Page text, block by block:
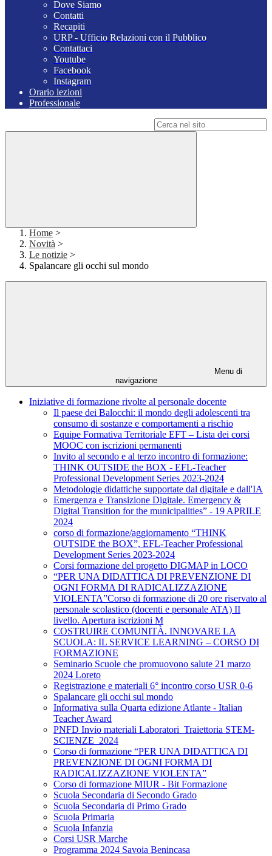
Dove Siamo
Contatti
Recapiti
URP - Ufficio Relazioni con il Pubblico
Contattaci
Youtube
Facebook
Instagram
Orario lezioni
Professionale
Home >
Novità >
Le notizie >
Spalancare gli occhi sul mondo
Menu di
navigazione
Iniziative di formazione rivolte al personale docente
Il paese dei Balocchi: il mondo degli adolescenti tra
consumo di sostanze e comportamenti a rischio
Equipe Formativa Territoriale EFT – Lista dei corsi
MOOC con iscrizioni permanenti
Invito al secondo e al terzo incontro di formazione:
THINK OUTSIDE the BOX - EFL-Teacher
Professional Development Series 2023-2024
Metodologie didattiche supportate dal digitale e dall'IA
Emergenza e Transizione Digitale. Emergency &
Digital Transition for the municipalities” - 19 APRILE
2024
corso di formazione/aggiornamento “THINK
OUTSIDE the BOX”, EFL-Teacher Professional
Development Series 2023-2024
Corsi formazione del progetto DIGMAP in LOCO
“PER UNA DIDATTICA DI PREVENZIONE DI
OGNI FORMA DI RADICALIZZAZIONE
VIOLENTA”Corso di formazione di 20 ore riservato al
personale scolastico (docenti e personale ATA) II
livello. Apertura iscrizioni M
COSTRUIRE COMUNITÀ. INNOVARE LA
SCUOLA: IL SERVICE LEARNING – CORSO DI
FORMAZIONE
Seminario Scuole che promuovono salute 21 marzo
2024 Loreto
Registrazione e materiali 6° incontro corso USR 0-6
Spalancare gli occhi sul mondo
Informativa sulla Quarta edizione Atlante - Italian
Teacher Award
PNFD Invio materiali Laboratori_Traiettoria STEM-
SCIENZE_2024
Corso di formazione “PER UNA DIDATTICA DI
PREVENZIONE DI OGNI FORMA DI
RADICALIZZAZIONE VIOLENTA”
Corso di formazione MIUR - Bit Formazione
Scuola Secondaria di Secondo Grado
Scuola Secondaria di Primo Grado
Scuola Primaria
Scuola Infanzia
Corsi USR Marche
Programma 2024 Savoia Benincasa